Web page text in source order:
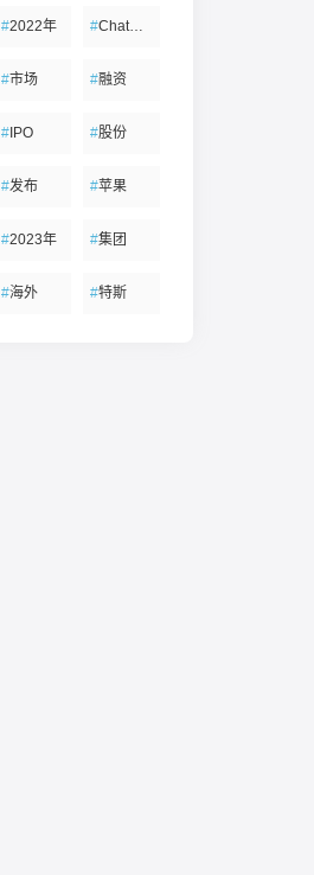
#2022年 #ChatGPT
#市场 #融资
#IPO #股份
#发布 #苹果
#2023年 #集团
#海外 #特斯